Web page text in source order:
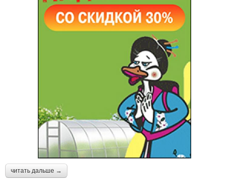
читать дальше →